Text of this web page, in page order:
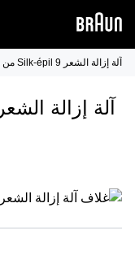
آلة إزالة الشعر Silk-épil 9 من براون
آلة إزالة الشعر Silk-épil 9 9-041